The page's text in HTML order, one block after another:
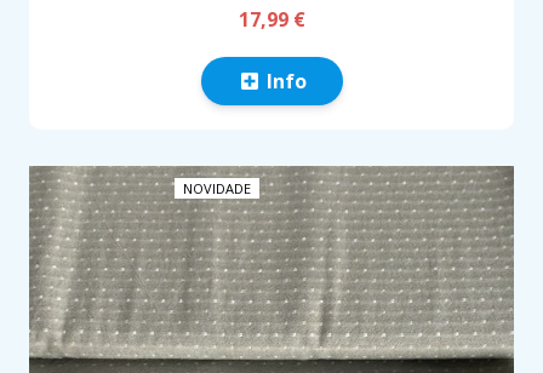
17,99 €
Info
NOVIDADE